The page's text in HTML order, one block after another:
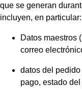
que se generan
incluyen, en particular:
Datos maestros
correo
datos del
pago, estado